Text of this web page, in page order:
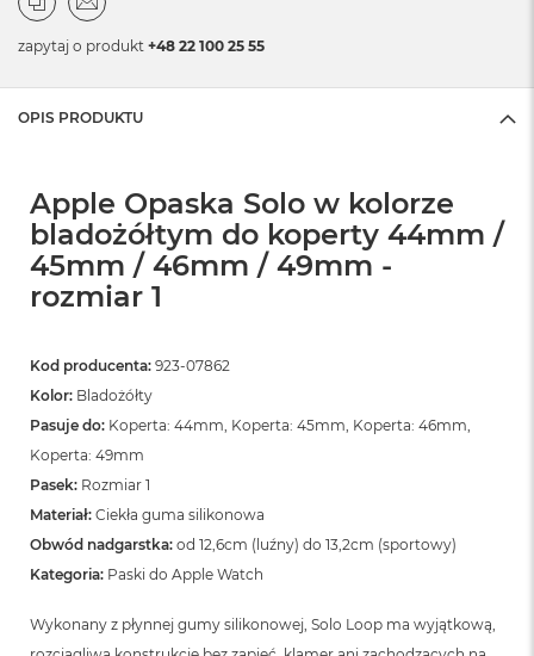
zapytaj o produkt +48 22 100 25 55
OPIS PRODUKTU
Apple Opaska Solo w kolorze
bladożółtym do koperty 44mm /
45mm / 46mm / 49mm -
rozmiar 1
Kod producenta: 923-07862
Kolor: Bladożółty
Pasuje do: Koperta: 44mm, Koperta: 45mm, Koperta: 46mm,
Koperta: 49mm
Pasek: Rozmiar 1
Materiał: Ciekła guma silikonowa
Obwód nadgarstka: od 12,6cm (luźny) do 13,2cm (sportowy)
Kategoria: Paski do Apple Watch
Wykonany z płynnej gumy silikonowej, Solo Loop ma wyjątkową,